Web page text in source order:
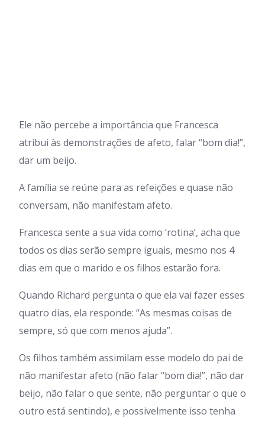
Ele não percebe a importância que Francesca
atribui às demonstrações de afeto, falar “bom dia!”,
dar um beijo.
A família se reúne para as refeições e quase não
conversam, não manifestam afeto.
Francesca sente a sua vida como ‘rotina’, acha que
todos os dias serão sempre iguais, mesmo nos 4
dias em que o marido e os filhos estarão fora.
Quando Richard pergunta o que ela vai fazer esses
quatro dias, ela responde: “As mesmas coisas de
sempre, só que com menos ajuda”.
Os filhos também assimilam esse modelo do pai de
não manifestar afeto (não falar “bom dia!”, não dar
beijo, não falar o que sente, não perguntar o que o
outro está sentindo), e possivelmente isso tenha